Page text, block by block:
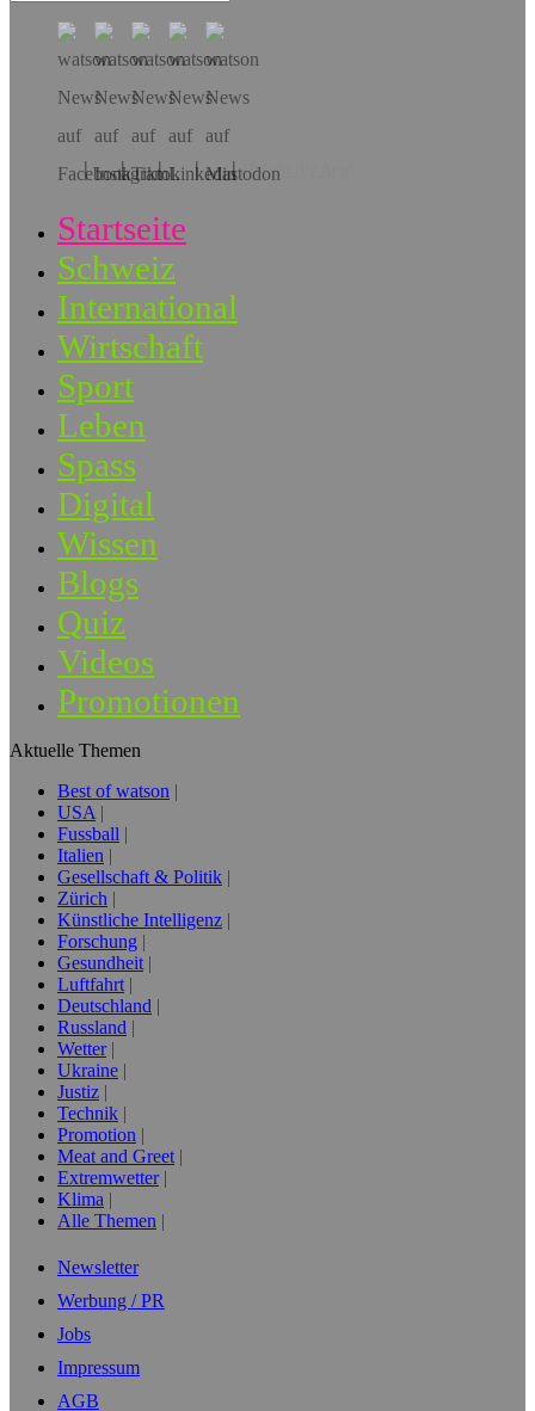
Hol dir die App!
Startseite
Schweiz
International
Wirtschaft
Sport
Leben
Spass
Digital
Wissen
Blogs
Quiz
Videos
Promotionen
Aktuelle Themen
Best of watson
USA
Fussball
Italien
Gesellschaft & Politik
Zürich
Künstliche Intelligenz
Forschung
Gesundheit
Luftfahrt
Deutschland
Russland
Wetter
Ukraine
Justiz
Technik
Promotion
Meat and Greet
Extremwetter
Klima
Alle Themen
Newsletter
Werbung / PR
Jobs
Impressum
AGB